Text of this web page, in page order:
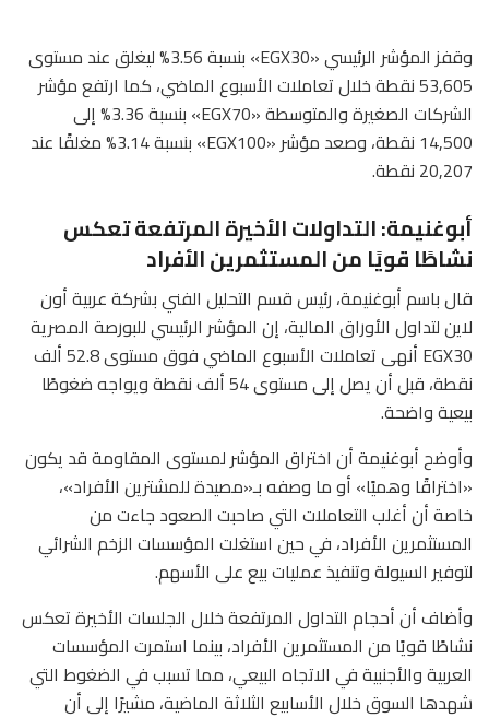
وقفز المؤشر الرئيسي «EGX30» بنسبة 3.56% ليغلق عند مستوى
53,605 نقطة خلال تعاملات الأسبوع الماضي، كما ارتفع مؤشر
الشركات الصغيرة والمتوسطة «EGX70» بنسبة 3.36% إلى
14,500 نقطة، وصعد مؤشر «EGX100» بنسبة 3.14% مغلقًا عند
20,207 نقطة.
أبوغنيمة: التداولات الأخيرة المرتفعة تعكس
نشاطًا قويًا من المستثمرين الأفراد
قال باسم أبوغنيمة، رئيس قسم التحليل الفني بشركة عربية أون
لاين لتداول الأوراق المالية، إن المؤشر الرئيسي للبورصة المصرية
EGX30 أنهى تعاملات الأسبوع الماضي فوق مستوى 52.8 ألف
نقطة، قبل أن يصل إلى مستوى 54 ألف نقطة ويواجه ضغوطًا
بيعية واضحة.
وأوضح أبوغنيمة أن اختراق المؤشر لمستوى المقاومة قد يكون
«اختراقًا وهميًا» أو ما وصفه بـ«مصيدة للمشترين الأفراد»،
خاصة أن أغلب التعاملات التي صاحبت الصعود جاءت من
المستثمرين الأفراد، في حين استغلت المؤسسات الزخم الشرائي
لتوفير السيولة وتنفيذ عمليات بيع على الأسهم.
وأضاف أن أحجام التداول المرتفعة خلال الجلسات الأخيرة تعكس
نشاطًا قويًا من المستثمرين الأفراد، بينما استمرت المؤسسات
العربية والأجنبية في الاتجاه البيعي، مما تسبب في الضغوط التي
شهدها السوق خلال الأسابيع الثلاثة الماضية، مشيرًا إلى أن